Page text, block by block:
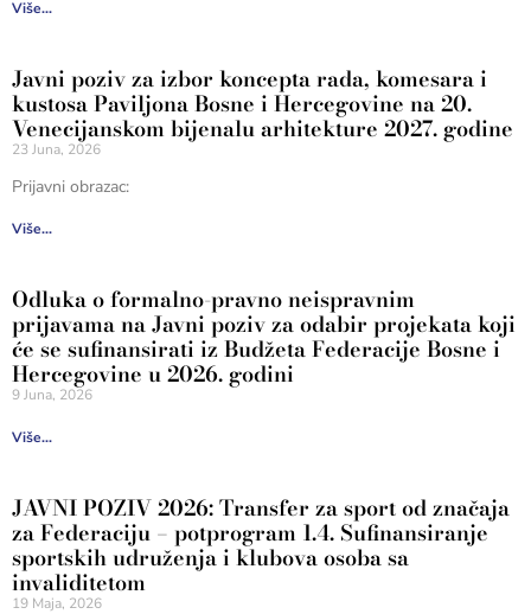
Više...
Javni poziv za izbor koncepta rada, komesara i
kustosa Paviljona Bosne i Hercegovine na 20.
Venecijanskom bijenalu arhitekture 2027. godine
23 Juna, 2026
Prijavni obrazac:
Više...
Odluka o formalno-pravno neispravnim
prijavama na Javni poziv za odabir projekata koji
će se sufinansirati iz Budžeta Federacije Bosne i
Hercegovine u 2026. godini
9 Juna, 2026
Više...
JAVNI POZIV 2026: Transfer za sport od značaja
za Federaciju – potprogram 1.4. Sufinansiranje
sportskih udruženja i klubova osoba sa
invaliditetom
19 Maja, 2026